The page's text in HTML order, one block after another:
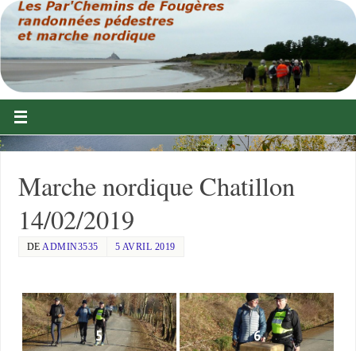
Marche nordique Chatillon
14/02/2019
DEADMIN3535 5 AVRIL 2019
5 6